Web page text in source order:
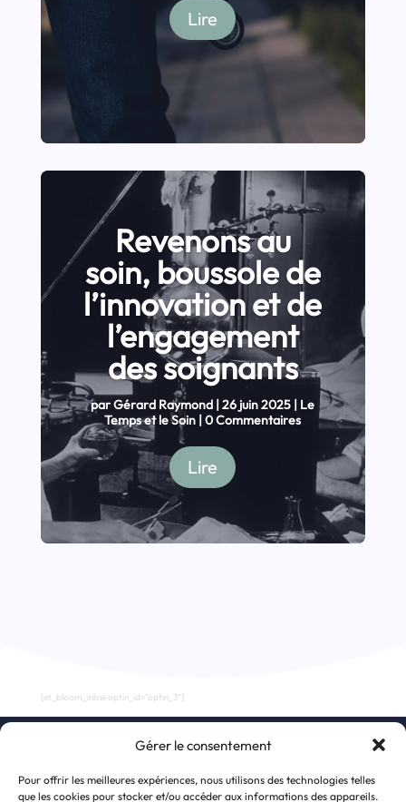
Gérer le consentement
Pour offrir les meilleures expériences, nous utilisons des technologies telles
que les cookies pour stocker et/ou accéder aux informations des appareils.
Lire
Revenons au
soin, boussole de
l’innovation et de
l’engagement
des soignants
parGérard Raymond |26 juin 2025
Le
Temps et le Soin | 0 Commentaires
Lire
[et_bloom_inline optin_id="optin_3"]
S’inscrire à la newsletter